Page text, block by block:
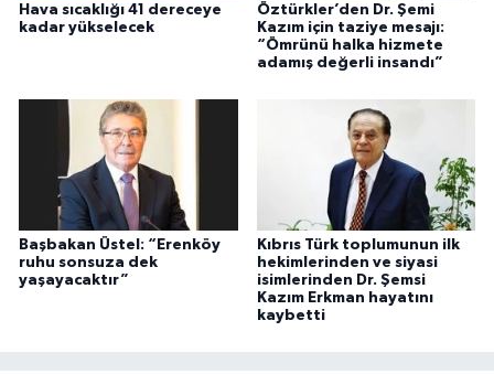
Hava sıcaklığı 41 dereceye
kadar yükselecek
Öztürkler’den Dr. Şemi
Kazım için taziye mesajı:
“Ömrünü halka hizmete
adamış değerli insandı”
Başbakan Üstel: “Erenköy
ruhu sonsuza dek
yaşayacaktır”
Kıbrıs Türk toplumunun ilk
hekimlerinden ve siyasi
isimlerinden Dr. Şemsi
Kazım Erkman hayatını
kaybetti